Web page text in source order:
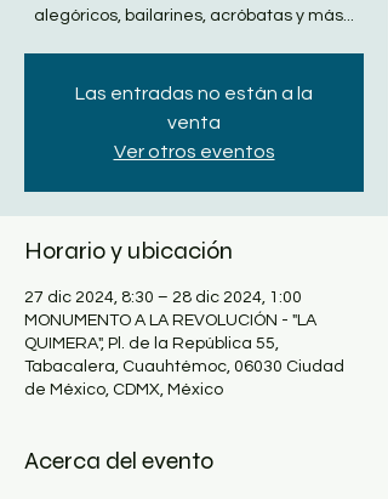
alegóricos, bailarines, acróbatas y más...
Las entradas no están a la
venta
Ver otros eventos
Horario y ubicación
27 dic 2024, 8:30 – 28 dic 2024, 1:00
MONUMENTO A LA REVOLUCIÓN - "LA
QUIMERA", Pl. de la República 55,
Tabacalera, Cuauhtémoc, 06030 Ciudad
de México, CDMX, México
Acerca del evento